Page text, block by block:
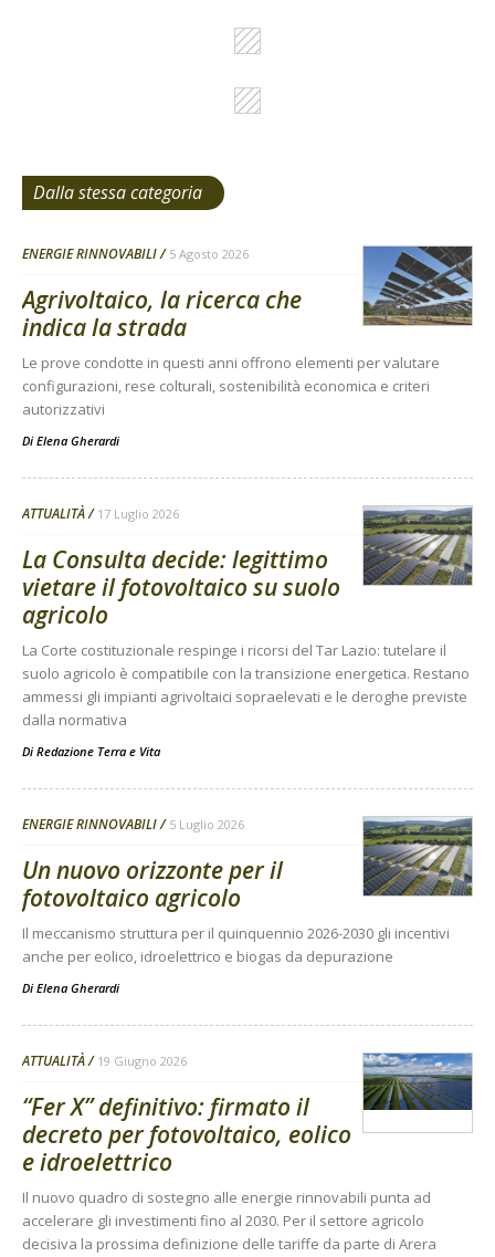
Dalla stessa categoria
ENERGIE RINNOVABILI 5 Agosto 2026
Agrivoltaico, la ricerca che
indica la strada
Le prove condotte in questi anni offrono elementi per valutare
configurazioni, rese colturali, sostenibilità economica e criteri
autorizzativi
Di Elena Gherardi
ATTUALITÀ 17 Luglio 2026
La Consulta decide: legittimo
vietare il fotovoltaico su suolo
agricolo
La Corte costituzionale respinge i ricorsi del Tar Lazio: tutelare il
suolo agricolo è compatibile con la transizione energetica. Restano
ammessi gli impianti agrivoltaici sopraelevati e le deroghe previste
dalla normativa
Di Redazione Terra e Vita
ENERGIE RINNOVABILI 5 Luglio 2026
Un nuovo orizzonte per il
fotovoltaico agricolo
Il meccanismo struttura per il quinquennio 2026-2030 gli incentivi
anche per eolico, idroelettrico e biogas da depurazione
Di Elena Gherardi
ATTUALITÀ 19 Giugno 2026
“Fer X” definitivo: firmato il
decreto per fotovoltaico, eolico
e idroelettrico
Il nuovo quadro di sostegno alle energie rinnovabili punta ad
accelerare gli investimenti fino al 2030. Per il settore agricolo
decisiva la prossima definizione delle tariffe da parte di Arera